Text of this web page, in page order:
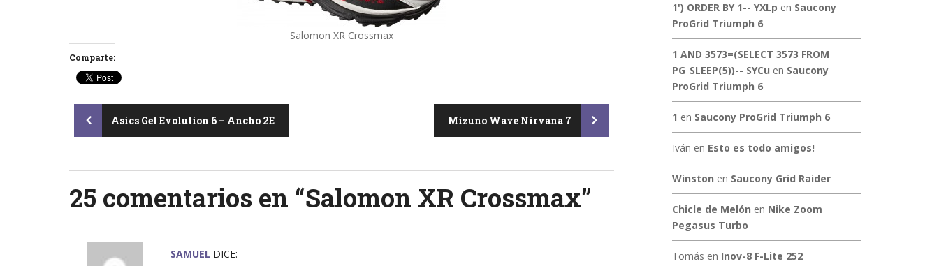
Salomon XR Crossmax
Comparte:
Post
navigation
Asics Gel Evolution 6 – Ancho 2E Mizuno Wave Nirvana 7
25 comentarios en “Salomon XR Crossmax”
SAMUEL DICE:
1') ORDER BY 1-- YXLp en Saucony
ProGrid Triumph 6
1 AND 3573=(SELECT 3573 FROM
PG_SLEEP(5))-- SYCu en Saucony
ProGrid Triumph 6
1 en Saucony ProGrid Triumph 6
Iván en Esto es todo amigos!
Winston en Saucony Grid Raider
Chicle de Melón en Nike Zoom
Pegasus Turbo
Tomás en Inov-8 F-Lite 252